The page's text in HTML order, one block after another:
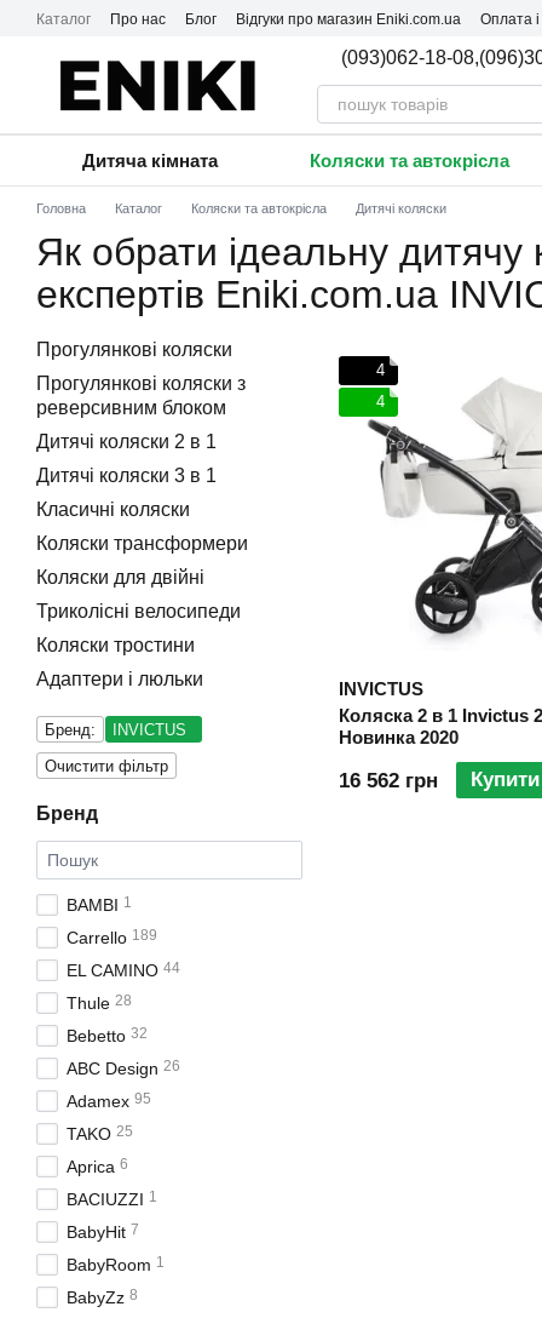
Перейти до основного контенту
Каталог Про нас Блог Відгуки про магазин Eniki.com.ua Оплата
(093)062-18-08,
Дитяча кімната Коляски та автокрісла
Головна Каталог Коляски та автокрісла Дитячі коляски
Як обрати ідеальну
експертів Eniki.com.ua
4
4
INVICTUS
Коляска 2 в 1 Invictus
Новинка 2020
16 562 грн Купити
Прогулянкові коляски
Прогулянкові коляски з
реверсивним блоком
Дитячі коляски 2 в 1
Дитячі коляски 3 в 1
Класичні коляски
Коляски трансформери
Коляски для двійні
Триколісні велосипеди
Коляски тростини
Адаптери і люльки
Бренд:
INVICTUS
Очистити фільтр
Бренд
BAMBI 1
Carrello 189
EL CAMINO 44
Thule 28
Bebetto 32
ABC Design 26
Adamex 95
TAKO 25
Aprica 6
BACIUZZI 1
BabyHit 7
BabyRoom 1
BabyZz 8